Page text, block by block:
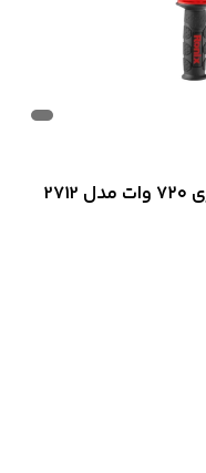
دریل بتن کن رونیکس ۲۶ میلی‌متری ۷۲۰ وات مدل 2712